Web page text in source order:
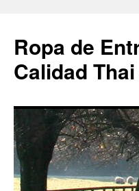
Ropa de
Calidad